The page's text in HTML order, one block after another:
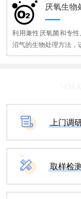
厌氧生物
利用兼性厌氧菌和专
沼气的生物处理方法，
上门调
取样检